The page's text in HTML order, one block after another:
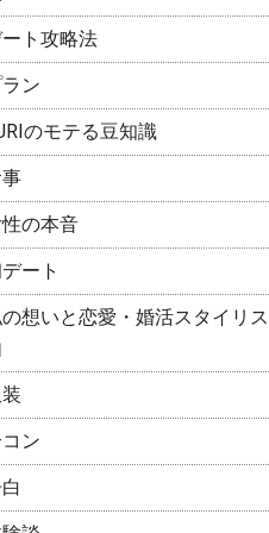
ト攻略法
ン
のモテる豆知識
の本音
ート
想いと恋愛・婚活スタイリ
ン